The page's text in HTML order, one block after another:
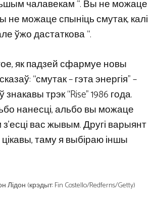
чалавекам “. Вы не можаце
не можаце спыніць смутак, калі
ўжо дастаткова “.
як падзей сфармуе новы
“смутак – гэта энергія” –
трэк “Rise” 1986 года.
нанесці, альбо вы можаце
вас жывым. Другі варыянт
таму я выбіраю іншы
Лідон (крэдыт: Fin Costello/Redferns/Getty)